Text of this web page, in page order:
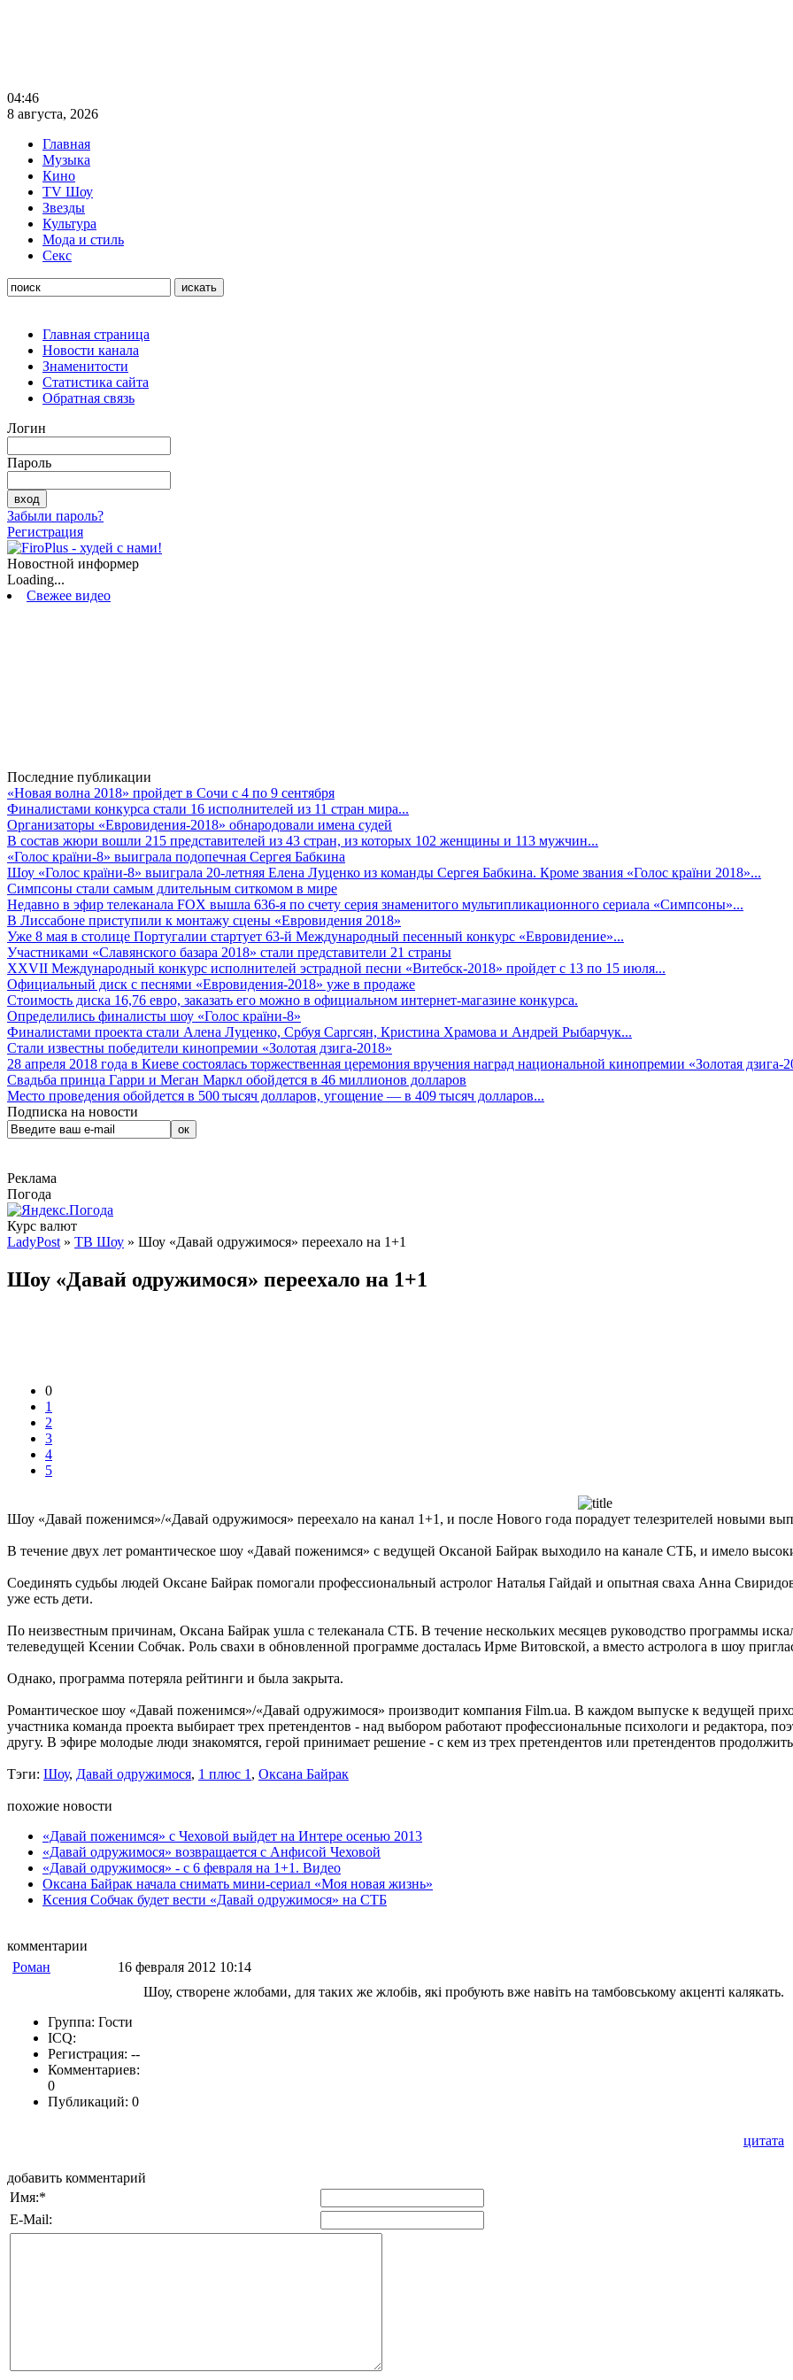
04:46
8 августа, 2026
Главная
Музыка
Кино
TV Шоу
Звезды
Культура
Мода и стиль
Секс
Главная страница
Новости канала
Знаменитости
Статистика сайта
Обратная связь
Логин
Пароль
Забыли пароль?
Регистрация
Новостной информер
Loading...
Свежее видео
Последние публикации
«Новая волна 2018» пройдет в Сочи с 4 по 9 сентября
Финалистами конкурса стали 16 исполнителей из 11 стран мира...
Организаторы «Евровидения-2018» обнародовали имена судей
В состав жюри вошли 215 представителей из 43 стран, из которых 102 женщины и 113 мужчин...
«Голос країни-8» выиграла подопечная Сергея Бабкина
Шоу «Голос країни-8» выиграла 20-летняя Елена Луценко из команды Сергея Бабкина. Кроме звания «Голос країни 2018»...
Симпсоны стали самым длительным ситкомом в мире
Недавно в эфир телеканала FOX вышла 636-я по счету серия знаменитого мультипликационного сериала «Симпсоны»...
В Лиссабоне приступили к монтажу сцены «Евровидения 2018»
Уже 8 мая в столице Португалии стартует 63-й Международный песенный конкурс «Евровидение»...
Участниками «Славянского базара 2018» стали представители 21 страны
XXVII Международный конкурс исполнителей эстрадной песни «Витебск-2018» пройдет с 13 по 15 июля...
Официальный диск с песнями «Евровидения-2018» уже в продаже
Стоимость диска 16,76 евро, заказать его можно в официальном интернет-магазине конкурса.
Определились финалисты шоу «Голос країни-8»
Финалистами проекта стали Алена Луценко, Србуя Саргсян, Кристина Храмова и Андрей Рыбарчук...
Стали известны победители кинопремии «Золотая дзига-2018»
28 апреля 2018 года в Киеве состоялась торжественная церемония вручения наград национальной кинопремии «Золотая дзига-
Свадьба принца Гарри и Меган Маркл обойдется в 46 миллионов долларов
Место проведения обойдется в 500 тысяч долларов, угощение — в 409 тысяч долларов...
Подписка на новости
Реклама
Погода
Курс валют
LadyPost » ТВ Шоу » Шоу «Давай одружимося» переехало на 1+1
Шоу «Давай одружимося» переехало на 1+1
0
1
2
3
4
5
Шоу «Давай поженимся»/«Давай одружимося» переехало на канал 1+1, и после Нового года порадует телезрителей новыми
В течение двух лет романтическое шоу «Давай поженимся» с ведущей Оксаной Байрак выходило на канале СТБ, и имело
Соединять судьбы людей Оксане Байрак помогали профессиональный астролог Наталья Гайдай и опытная сваха Анна
уже есть дети.
По неизвестным причинам, Оксана Байрак ушла с телеканала СТБ. В течение нескольких месяцев руководство программы
телеведущей Ксении Собчак. Роль свахи в обновленной программе досталась Ирме Витовской, а вместо астролога в шоу
Однако, программа потеряла рейтинги и была закрыта.
Романтическое шоу «Давай поженимся»/«Давай одружимося» производит компания Film.ua. В каждом выпуске к ведущей
участника команда проекта выбирает трех претендентов - над выбором работают профессиональные психологи и редактора,
другу. В эфире молодые люди знакомятся, герой принимает решение - с кем из трех претендентов или претендентов
Тэги: Шоу, Давай одружимося, 1 плюс 1 , Оксана Байрак
похожие новости
«Давай поженимся» с Чеховой выйдет на Интере осенью 2013
«Давай одружимося» возвращается с Анфисой Чеховой
«Давай одружимося» - с 6 февраля на 1+1. Видео
Оксана Байрак начала снимать мини-сериал «Моя новая жизнь»
Ксения Собчак будет вести «Давай одружимося» на СТБ
комментарии
Роман
16 февраля 2012 10:14
Группа: Гости
ICQ:
Регистрация: --
Комментариев:
0
Публикаций: 0
Шоу, створене жлобами, для таких же жлобів, які пробують вже навіть на тамбовському акценті калякать.
цитата
добавить комментарий
Имя:*
E-Mail: